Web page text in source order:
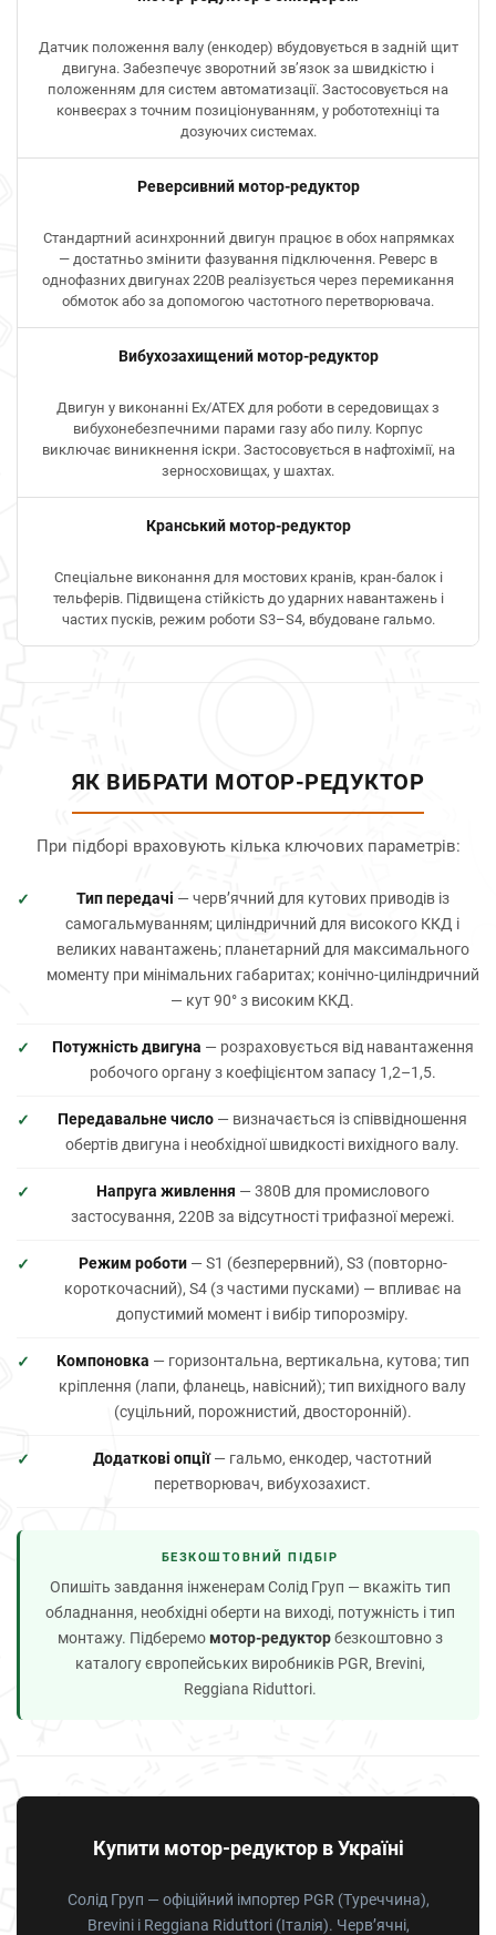
Датчик положення валу (енкодер) вбудовується в задній щит
двигуна. Забезпечує зворотний зв’язок за швидкістю і
положенням для систем автоматизації. Застосовується на
конвеєрах з точним позиціонуванням, у робототехніці та
дозуючих системах.
Реверсивний мотор-редуктор
Стандартний асинхронний двигун працює в обох напрямках
— достатньо змінити фазування підключення. Реверс в
однофазних двигунах 220В реалізується через перемикання
обмоток або за допомогою частотного перетворювача.
Вибухозахищений мотор-редуктор
Двигун у виконанні Ex/ATEX для роботи в середовищах з
вибухонебезпечними парами газу або пилу. Корпус
виключає виникнення іскри. Застосовується в нафтохімії, на
зерносховищах, у шахтах.
Кранський мотор-редуктор
Спеціальне виконання для мостових кранів, кран-балок і
тельферів. Підвищена стійкість до ударних навантажень і
частих пусків, режим роботи S3–S4, вбудоване гальмо.
ЯК ВИБРАТИ МОТОР-РЕДУКТОР
При підборі враховують кілька ключових параметрів:
Тип передачі — черв’ячний для кутових приводів із
самогальмуванням; циліндричний для високого ККД і
великих навантажень; планетарний для максимального
моменту при мінімальних габаритах; конічно-циліндричний
— кут 90° з високим ККД.
Потужність двигуна — розраховується від навантаження
робочого органу з коефіцієнтом запасу 1,2–1,5.
Передавальне число — визначається із співвідношення
обертів двигуна і необхідної швидкості вихідного валу.
Напруга живлення — 380В для промислового
застосування, 220В за відсутності трифазної мережі.
Режим роботи— S1 (безперервний), S3 (повторно-
короткочасний), S4 (з частими пусками) — впливає на
допустимий момент і вибір типорозміру.
Компоновка — горизонтальна, вертикальна, кутова; тип
кріплення (лапи, фланець, навісний); тип вихідного валу
(суцільний, порожнистий, двосторонній).
Додаткові опції— гальмо, енкодер, частотний
перетворювач, вибухозахист.
БЕЗКОШТОВНИЙ ПІДБІР
Опишіть завдання інженерам Солід Груп — вкажіть тип
обладнання, необхідні оберти на виході, потужність і тип
монтажу. Підберемо мотор-редукторбезкоштовно з
каталогу європейських виробників PGR, Brevini,
Reggiana Riduttori.
Купити мотор-редуктор в Україні
Солід Груп — офіційний імпортер PGR (Туреччина),
Brevini і Reggiana Riduttori (Італія). Черв’ячні,